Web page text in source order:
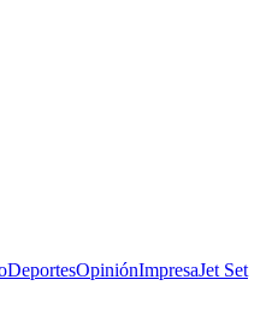
DeportesOpiniónImpresaJet Set